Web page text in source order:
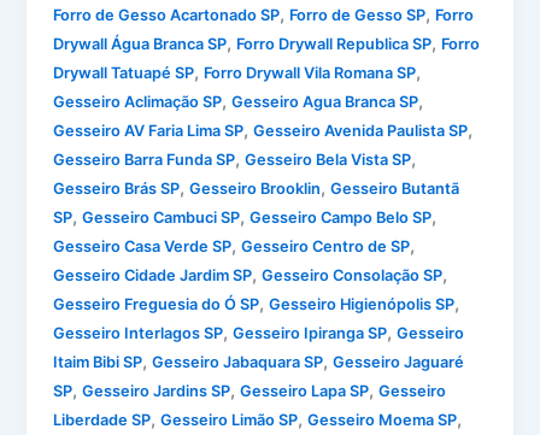
Forro de Gesso Acartonado SP, Forro de Gesso SP, Forro
Drywall Água Branca SP, Forro Drywall Republica SP, Forro
Drywall Tatuapé SP, Forro Drywall Vila Romana SP,
Gesseiro Aclimação SP,Gesseiro Agua Branca SP,
Gesseiro AV Faria Lima SP,Gesseiro Avenida Paulista SP,
Gesseiro Barra Funda SP,Gesseiro Bela Vista SP,
Gesseiro Brás SP,Gesseiro Brooklin,Gesseiro Butantã
SP,Gesseiro Cambuci SP,Gesseiro Campo Belo SP,
Gesseiro Casa Verde SP,Gesseiro Centro de SP,
Gesseiro Cidade Jardim SP,Gesseiro Consolação SP,
Gesseiro Freguesia do Ó SP,Gesseiro Higienópolis SP,
Gesseiro Interlagos SP,Gesseiro Ipiranga SP,Gesseiro
Itaim Bibi SP,Gesseiro Jabaquara SP,Gesseiro Jaguaré
SP,Gesseiro Jardins SP,Gesseiro Lapa SP,Gesseiro
Liberdade SP,Gesseiro Limão SP,Gesseiro Moema SP,